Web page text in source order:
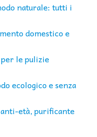
naturale: tutti i
domestico e
le pulizie
ecologico e senza
anti-età, purificante